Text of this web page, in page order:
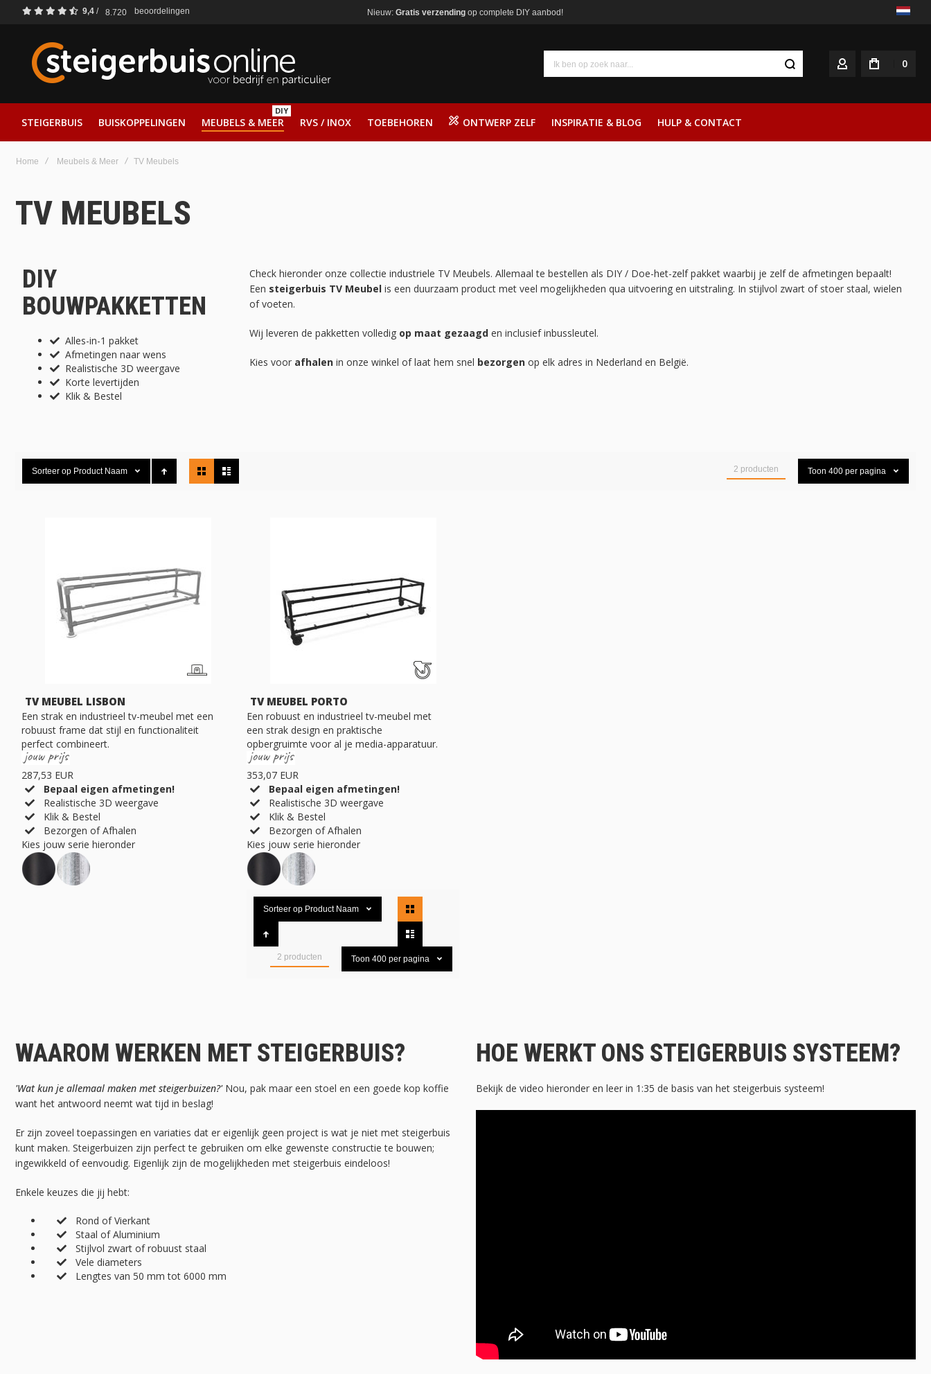
9,4 / 8.720 beoordelingen Nieuw: Gratis verzendingop complete DIY aanbod!
ACCOUNT 0
STEIGERBUIS BUISKOPPELINGEN MEUBELS & MEER
DIY
RVS / INOX TOEBEHOREN ONTWERP ZELF INSPIRATIE & BLOG HULP & CONTACT
Home Meubels & Meer TV Meubels
TV MEUBELS
DIY
BOUWPAKKETTEN
Alles-in-1 pakket
Afmetingen naar wens
Realistische 3D weergave
Korte levertijden
Klik & Bestel
Check hieronder onze collectie industriele TV Meubels. Allemaal te bestellen als DIY / Doe-het-zelf pakket waarbij je zelf de afmetingen bepaalt!
Een steigerbuis TV Meubel is een duurzaam product met veel mogelijkheden qua uitvoering en uitstraling. In stijlvol zwart of stoer staal, wielen
of voeten.
Wij leveren de pakketten volledig op maat gezaagden inclusief inbussleutel.
Kies voor afhalenin onze winkel of laat hem snel bezorgenop elk adres in Nederland en België.
Sorteer op Product Naam
als
2 producten Toon 400 per pagina
TV MEUBEL LISBON
Een strak en industrieel tv-meubel met een
robuust frame dat stijl en functionaliteit
perfect combineert.
287,53 EUR
Bepaal eigen afmetingen!
Realistische 3D weergave
Klik & Bestel
Bezorgen of Afhalen
Kies jouw serie hieronder
TV MEUBEL PORTO
Een robuust en industrieel tv-meubel met
een strak design en praktische
opbergruimte voor al je media-apparatuur.
353,07 EUR
Bepaal eigen afmetingen!
Realistische 3D weergave
Klik & Bestel
Bezorgen of Afhalen
Kies jouw serie hieronder
Sorteer op Product Naam
2 producten Toon 400 per pagina
WAAROM WERKEN MET STEIGERBUIS?
'Wat kun je allemaal maken met steigerbuizen?'Nou, pak maar een stoel en een goede kop koffie
want het antwoord neemt wat tijd in beslag!
Er zijn zoveel toepassingen en variaties dat er eigenlijk geen project is wat je niet met steigerbuis
kunt maken. Steigerbuizen zijn perfect te gebruiken om elke gewenste constructie te bouwen;
ingewikkeld of eenvoudig. Eigenlijk zijn de mogelijkheden met steigerbuis eindeloos!
Enkele keuzes die jij hebt:
Rond of Vierkant
Staal of Aluminium
Stijlvol zwart of robuust staal
Vele diameters
Lengtes van 50 mm tot 6000 mm
HOE WERKT ONS STEIGERBUIS SYSTEEM?
Bekijk de video hieronder en leer in 1:35 de basis van het steigerbuis systeem!